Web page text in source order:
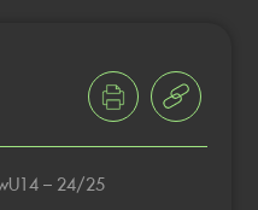
– 24/25